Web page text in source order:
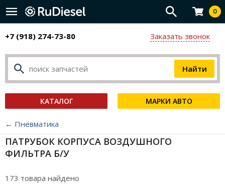
0
+7 (918) 274-73-80 Заказать звонок
КАТАЛОГ МАРКИ АВТО
← Пневматика
ПАТРУБОК КОРПУСА ВОЗДУШНОГО
ФИЛЬТРА Б/У
173 товара найдено